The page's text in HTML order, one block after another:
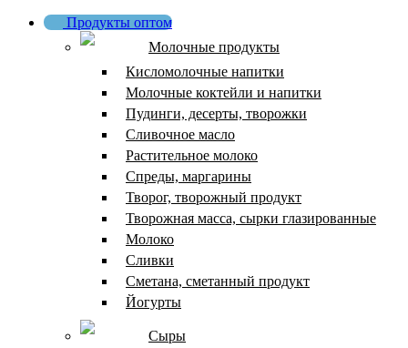
Продукты оптом
Молочные продукты
Кисломолочные напитки
Молочные коктейли и напитки
Пудинги, десерты, творожки
Сливочное масло
Растительное молоко
Спреды, маргарины
Творог, творожный продукт
Творожная масса, сырки глазированные
Молоко
Сливки
Сметана, сметанный продукт
Йогурты
Сыры